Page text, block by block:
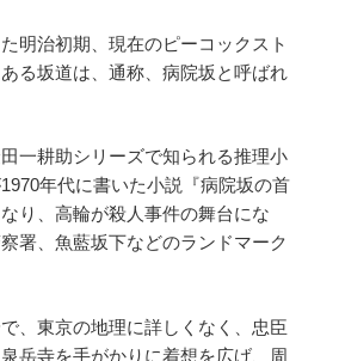
明治初期、現在のピーコックスト
る坂道は、通称、病院坂と呼ばれ
一耕助シリーズで知られる推理小
年代に書いた小説『病院坂の首
り、高輪が殺人事件の舞台にな
署、魚藍坂下などのランドマーク
、東京の地理に詳しくなく、忠臣
岳寺を手がかりに着想を広げ、周